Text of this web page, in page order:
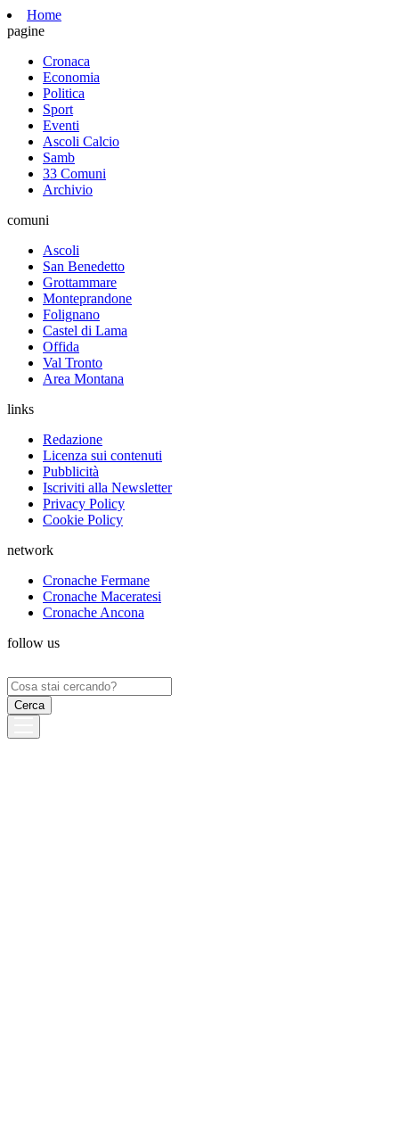
Home
pagine
Cronaca
Economia
Politica
Sport
Eventi
Ascoli Calcio
Samb
33 Comuni
Archivio
comuni
Ascoli
San Benedetto
Grottammare
Monteprandone
Folignano
Castel di Lama
Offida
Val Tronto
Area Montana
links
Redazione
Licenza sui contenuti
Pubblicità
Iscriviti alla Newsletter
Privacy Policy
Cookie Policy
network
Cronache Fermane
Cronache Maceratesi
Cronache Ancona
follow us
Ricerca
per: